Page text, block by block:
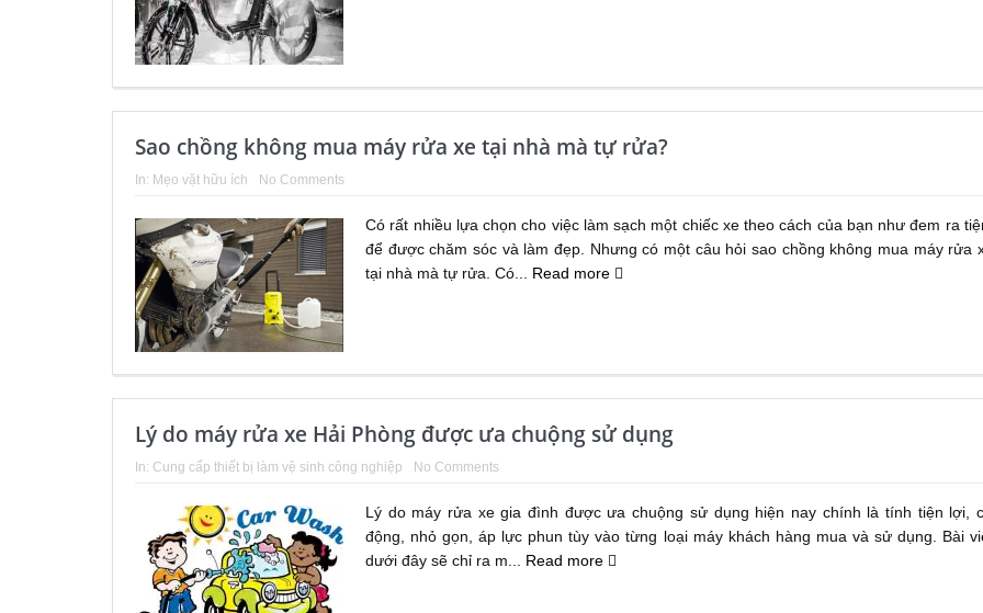
Sao chồng không mua máy rửa xe tại nhà mà tự rửa?
In: Mẹo vặt hữu ích No Comments
Có rất nhiều lựa chọn cho việc làm sạch một chiếc xe theo cách của bạn như đem ra
để được chăm sóc và làm đẹp. Nhưng có một câu hỏi sao chồng không mua máy rửa
tại nhà mà tự rửa. Có... Read more
Lý do máy rửa xe Hải Phòng được ưa chuộng sử dụng
In: Cung cấp thiết bị làm vệ sinh công nghiệp No Comments
Lý do máy rửa xe gia đình được ưa chuộng sử dụng hiện nay chính là tính tiện lợi,
động, nhỏ gọn, áp lực phun tùy vào từng loại máy khách hàng mua và sử dụng. Bài
dưới đây sẽ chỉ ra m... Read more